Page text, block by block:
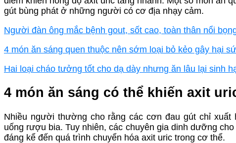
gút bùng phát ở những người có cơ địa nhạy cảm.
Người đàn ông mắc bệnh gout, sốt cao, toàn thân nổi
4 món ăn sáng quen thuộc nên sớm loại bỏ kẻo gây hại
Hai loại cháo tưởng tốt cho dạ dày nhưng ăn lâu lại sinh
4 món ăn sáng có thể khiến axit
Nhiều người thường cho rằng các cơn đau gút chỉ
uống rượu bia. Tuy nhiên, các chuyên gia dinh dưỡng
đáng kể đến quá trình chuyển hóa axit uric trong cơ thể.